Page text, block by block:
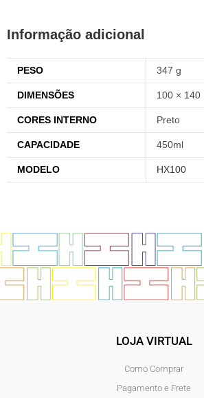
Informação adicional
PESO 347 g
DIMENSÕES 100 × 140
CORES INTERNO Preto
CAPACIDADE 450ml
MODELO HX100
LOJA VIRTUAL
Como Comprar
Pagamento e Frete